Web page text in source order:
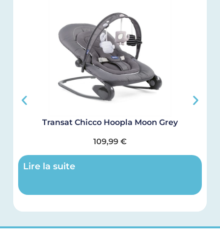
Transat Chicco Hoopla Moon Grey
109,99 €
Lire la suite